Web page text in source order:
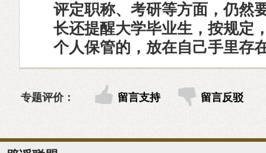
评定职称、考研等方面，仍然
长还提醒大学毕业生，按规定
个人保管的，放在自己手里存
专题评价： 留言支持 留言反驳